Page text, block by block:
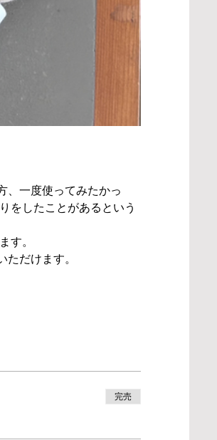
、一度使ってみたかっ
をしたことがあるという
す。
だけます。
完売